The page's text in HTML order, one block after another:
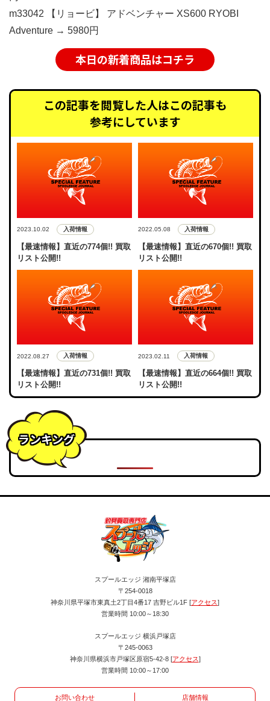
m33042 【リョービ】 アドベンチャー XS600 RYOBI
Adventure → 5980円
本日の新着商品はコチラ
この記事を閲覧した人はこの記事も
参考にしています
2023.10.02 入荷情報
【最速情報】直近の774個!! 買取
リスト公開!!
2022.05.08 入荷情報
【最速情報】直近の670個!! 買取
リスト公開!!
2022.08.27 入荷情報
【最速情報】直近の731個!! 買取
リスト公開!!
2023.02.11 入荷情報
【最速情報】直近の664個!! 買取
リスト公開!!
ランキング
スプールエッジ 湘南平塚店
〒254-0018
神奈川県平塚市東真土2丁目4番17 吉野ビル1F [アクセス]
営業時間 10:00～18:30
スプールエッジ 横浜戸塚店
〒245-0063
神奈川県横浜市戸塚区原宿5-42-8 [アクセス]
営業時間 10:00～17:00
お問い合わせ 店舗情報